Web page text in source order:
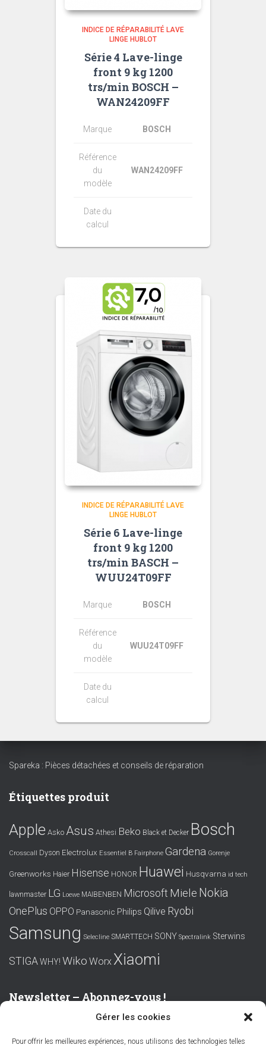
Gérer les cookies
Pour offrir les meilleures expériences, nous utilisons des technologies telles
INDICE DE RÉPARABILITÉ LAVE
LINGE HUBLOT
Série 4 Lave-linge
front 9 kg 1200
trs/min BOSCH –
WAN24209FF
Marque BOSCH
Référence
du
modèle
WAN24209FF
Date du
calcul
INDICE DE RÉPARABILITÉ LAVE
LINGE HUBLOT
Série 6 Lave-linge
front 9 kg 1200
trs/min BASCH –
WUU24T09FF
Marque BOSCH
Référence
du
modèle
WUU24T09FF
Date du
calcul
Spareka : Pièces détachées et conseils de réparation
Étiquettes produit
Apple Asko Asus Athesi Beko Black et Decker Bosch
Crosscall Dyson Electrolux Essentiel B Fairphone Gardena Gorenje
Greenworks Haier Hisense HONOR Huawei Husqvarna id tech
lawnmaster LG Loewe MAIBENBEN Microsoft Miele Nokia
OnePlus OPPO Panasonic Philips Qilive Ryobi
Samsung Selecline SMARTTECH SONY Spectralink Sterwins
STIGAWHY! Wiko Worx Xiaomi
Newsletter – Abonnez-vous !
Prénom ou nom complet